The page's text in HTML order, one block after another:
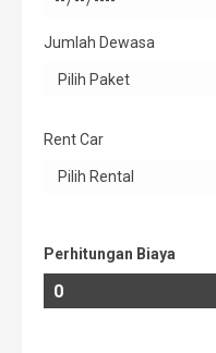
Jumlah Dewasa
Rent Car
Perhitungan Biaya